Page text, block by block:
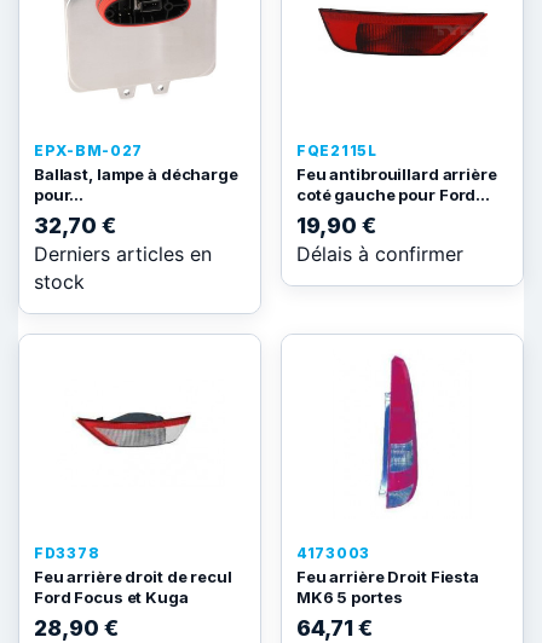
EPX-BM-027
Ballast, lampe à décharge
pour...
32,70 €
Derniers articles en
stock
FQE2115L
Feu antibrouillard arrière
coté gauche pour Ford...
19,90 €
Délais à confirmer
FD3378
Feu arrière droit de recul
Ford Focus et Kuga
28,90 €
4173003
Feu arrière Droit Fiesta
MK6 5 portes
64,71 €